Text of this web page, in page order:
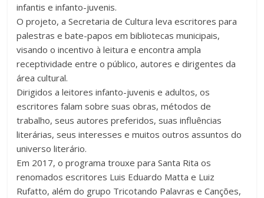
infantis e infanto-juvenis.
O projeto, a Secretaria de Cultura leva escritores para
palestras e bate-papos em bibliotecas municipais,
visando o incentivo à leitura e encontra ampla
receptividade entre o público, autores e dirigentes da
área cultural.
Dirigidos a leitores infanto-juvenis e adultos, os
escritores falam sobre suas obras, métodos de
trabalho, seus autores preferidos, suas influências
literárias, seus interesses e muitos outros assuntos do
universo literário.
Em 2017, o programa trouxe para Santa Rita os
renomados escritores Luis Eduardo Matta e Luiz
Rufatto, além do grupo Tricotando Palavras e Canções,